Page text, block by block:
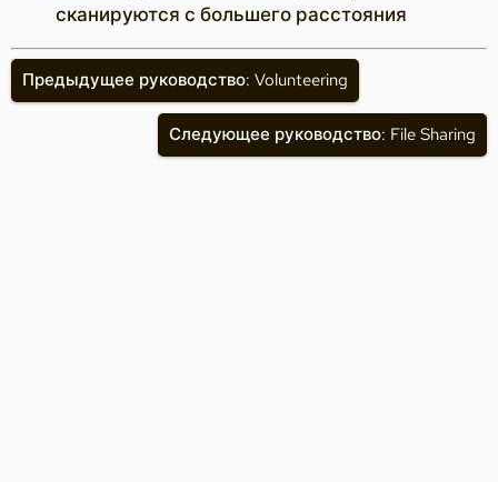
сканируются с большего расстояния
Предыдущее руководство: Volunteering
Следующее руководство: File Sharing